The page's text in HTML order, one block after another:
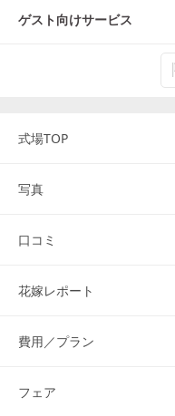
ゲスト向けサービス
式場TOP
写真
口コミ
花嫁レポート
費用／プラン
フェア